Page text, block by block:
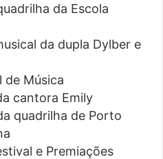
da Escola
da dupla Dylber e
de Música
cantora Emily
quadrilha de Porto
e Premiações